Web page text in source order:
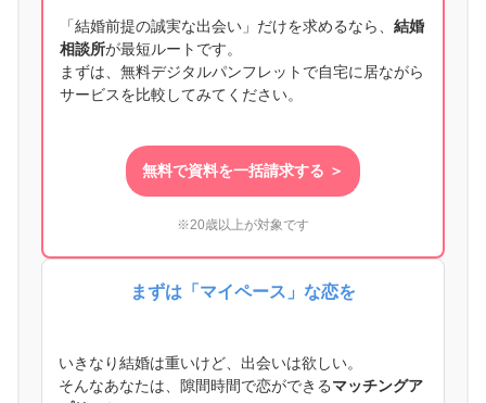
「結婚前提の誠実な出会い」だけを求めるなら、 結婚
相談所が最短ルートです。
まずは、無料デジタルパンフレットで自宅に居ながら
サービスを比較してみてください。
無料で資料を一括請求する ＞
※20歳以上が対象です
まずは「マイペース」な恋を
いきなり結婚は重いけど、出会いは欲しい。
そんなあなたは、隙間時間で恋ができるマッチングア